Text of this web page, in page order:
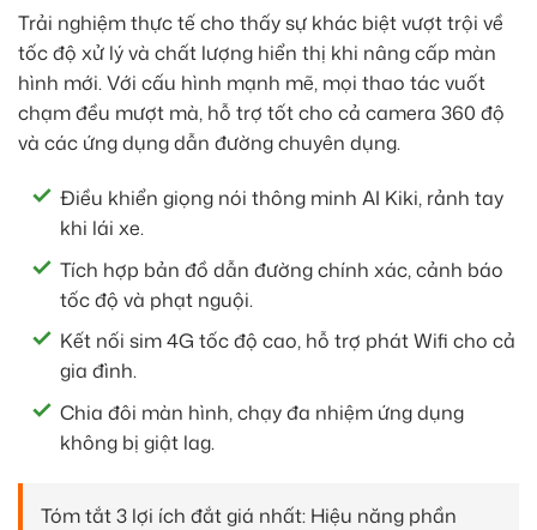
Trải nghiệm thực tế cho thấy sự khác biệt vượt trội về
tốc độ xử lý và chất lượng hiển thị khi nâng cấp màn
hình mới. Với cấu hình mạnh mẽ, mọi thao tác vuốt
chạm đều mượt mà, hỗ trợ tốt cho cả camera 360 độ
và các ứng dụng dẫn đường chuyên dụng.
Điều khiển giọng nói thông minh AI Kiki, rảnh tay
khi lái xe.
Tích hợp bản đồ dẫn đường chính xác, cảnh báo
tốc độ và phạt nguội.
Kết nối sim 4G tốc độ cao, hỗ trợ phát Wifi cho cả
gia đình.
Chia đôi màn hình, chạy đa nhiệm ứng dụng
không bị giật lag.
Tóm tắt 3 lợi ích đắt giá nhất: Hiệu năng phần